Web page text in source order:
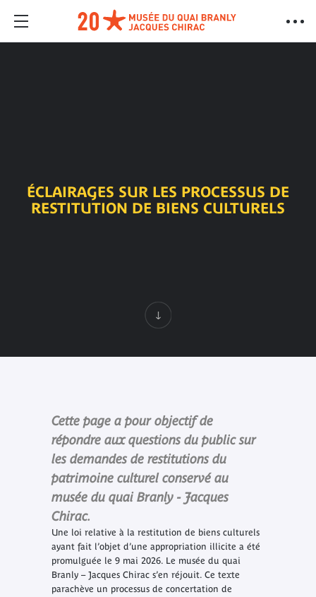
ÉCLAIRAGES SUR LES PROCESSUS DE
RESTITUTION DE BIENS CULTURELS
Cette page a pour objectif de
répondre aux questions du public sur
les demandes de restitutions du
patrimoine culturel conservé au
musée du quai Branly - Jacques
Chirac.
Une loi relative à la restitution de biens culturels
ayant fait l’objet d’une appropriation illicite a été
promulguée le 9 mai 2026. Le musée du quai
Branly – Jacques Chirac s’en réjouit. Ce texte
parachève un processus de concertation de